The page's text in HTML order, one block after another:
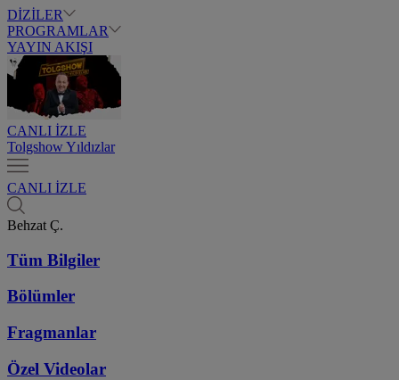
DİZİLER
PROGRAMLAR
YAYIN AKIŞI
CANLI İZLE
Tolgshow Yıldızlar
CANLI İZLE
Behzat Ç.
Tüm Bilgiler
Bölümler
Fragmanlar
Özel Videolar